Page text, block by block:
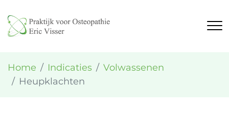
Home Indicaties
Volwassenen
Heupklachten